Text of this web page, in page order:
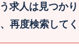
求人は見つかり
再度検索してく